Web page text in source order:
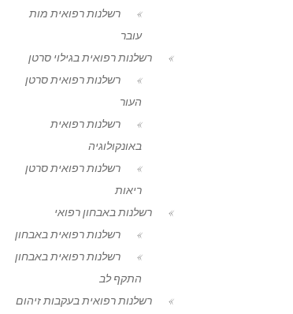
רשלנות רפואית מות
עובר
רשלנות רפואית בגילוי סרטן
רשלנות רפואית סרטן
העור
רשלנות רפואית
באונקולוגיה
רשלנות רפואית סרטן
ריאות
רשלנות באבחון רפואי
רשלנות רפואית באבחון
רשלנות רפואית באבחון
התקף לב
רשלנות רפואית בעקבות זיהום